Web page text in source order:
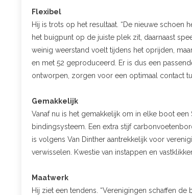
Flexibel
Hij is trots op het resultaat. “De nieuwe
het buigpunt op de juiste plek zit, daarnaast
weinig weerstand voelt tijdens het oprijden,
en met 52 geproduceerd. Er is dus een
ontworpen, zorgen voor een optimaal contact
Gemakkelijk
Vanaf nu is het gemakkelijk om in elke boot
bindingsysteem. Een extra stijf
is volgens Van Dinther aantrekkelijk voor
verwisselen. Kwestie van instappen en
Maatwerk
Hij ziet een tendens. “Verenigingen schaffen